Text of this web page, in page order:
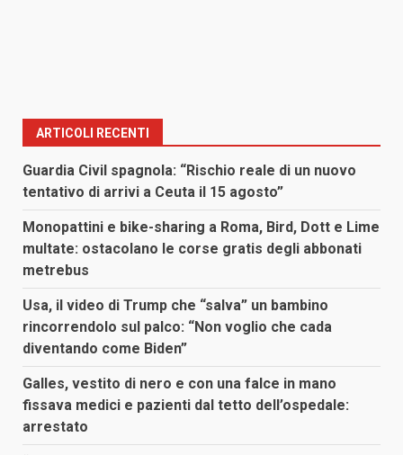
ARTICOLI RECENTI
Guardia Civil spagnola: “Rischio reale di un nuovo
tentativo di arrivi a Ceuta il 15 agosto”
Monopattini e bike-sharing a Roma, Bird, Dott e Lime
multate: ostacolano le corse gratis degli abbonati
metrebus
Usa, il video di Trump che “salva” un bambino
rincorrendolo sul palco: “Non voglio che cada
diventando come Biden”
Galles, vestito di nero e con una falce in mano
fissava medici e pazienti dal tetto dell’ospedale:
arrestato